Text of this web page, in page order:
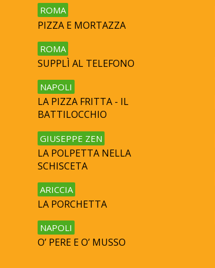
ROMA
PIZZA E MORTAZZA
ROMA
SUPPLÌ AL TELEFONO
NAPOLI
LA PIZZA FRITTA - IL
BATTILOCCHIO
GIUSEPPE ZEN
LA POLPETTA NELLA
SCHISCETA
ARICCIA
LA PORCHETTA
NAPOLI
O’ PERE E O’ MUSSO